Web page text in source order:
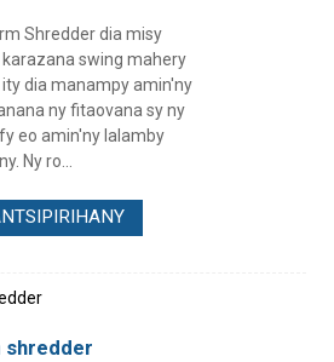
Shredder dia misy
swing mahery
dia manampy amin'ny
ny fitaovana sy ny
eo amin'ny lalamby
Ny ro...
shredder